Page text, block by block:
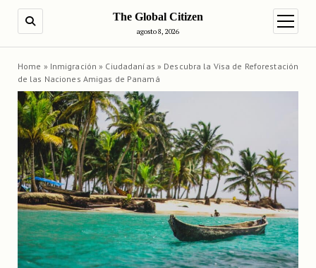
The Global Citizen
agosto 8, 2026
abrir
Home » Inmigración » Ciudadanías » Descubra la Visa de Reforestación
de las Naciones Amigas de Panamá